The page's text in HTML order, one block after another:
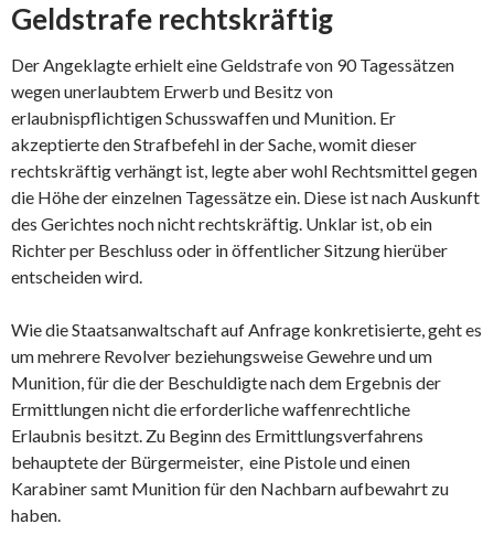
Geldstrafe rechtskräftig
Der Angeklagte erhielt eine Geldstrafe von 90 Tagessätzen
wegen unerlaubtem Erwerb und Besitz von
erlaubnispflichtigen Schusswaffen und Munition. Er
akzeptierte den Strafbefehl in der Sache, womit dieser
rechtskräftig verhängt ist, legte aber wohl Rechtsmittel gegen
die Höhe der einzelnen Tagessätze ein. Diese ist nach Auskunft
des Gerichtes noch nicht rechtskräftig. Unklar ist, ob ein
Richter per Beschluss oder in öffentlicher Sitzung hierüber
entscheiden wird.
Wie die Staatsanwaltschaft auf Anfrage konkretisierte, geht es
um mehrere Revolver beziehungsweise Gewehre und um
Munition, für die der Beschuldigte nach dem Ergebnis der
Ermittlungen nicht die erforderliche waffenrechtliche
Erlaubnis besitzt. Zu Beginn des Ermittlungsverfahrens
behauptete der Bürgermeister, eine Pistole und einen
Karabiner samt Munition für den Nachbarn aufbewahrt zu
haben.